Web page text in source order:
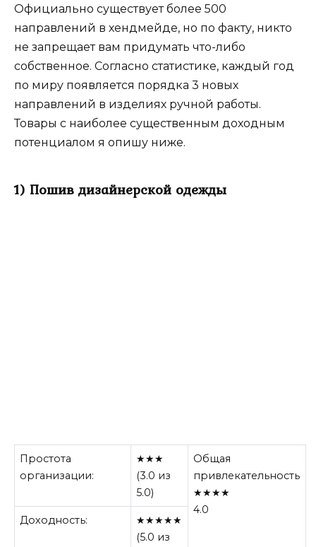
Официально существует более 500
направлений в хендмейде, но по факту, никто
не запрещает вам придумать что-либо
собственное. Согласно статистике, каждый год
по миру появляется порядка 3 новых
направлений в изделиях ручной работы.
Товары с наиболее существенным доходным
потенциалом я опишу ниже.
1) Пошив дизайнерской одежды
Простота
организации:
★★★
(3.0 из
5.0)
Общая
привлекательность
★★★★
4.0
Доходность:
★★★★★
(5.0 из